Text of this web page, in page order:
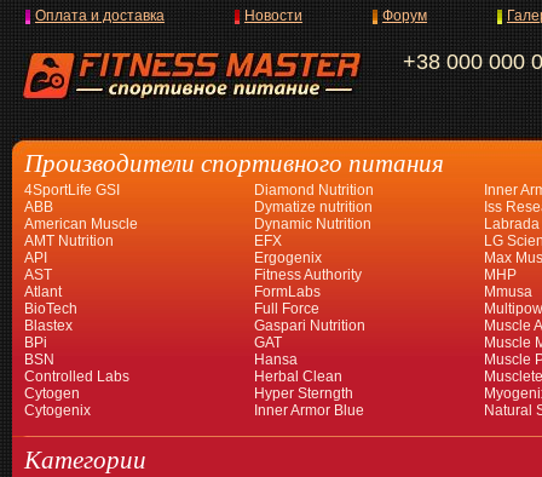
+38 000 000
Оплата и доставка Новости Форум
Производители спортивного питания
4SportLife GSI
ABB
American Muscle
AMT Nutrition
API
AST
Atlant
BioTech
Blastex
BPi
BSN
Controlled Labs
Cytogen
Cytogenix
Diamond Nutrition
Dymatize nutrition
Dynamic Nutrition
EFX
Ergogenix
Fitness Authority
FormLabs
Full Force
Gaspari Nutrition
GAT
Hansa
Herbal Clean
Hyper Sterngth
Inner Armor Blue
Inner
Iss
Labrada
LG
Max
MHP
Mmusa
Muscle
Muscle
Muscle
Natural
Категории